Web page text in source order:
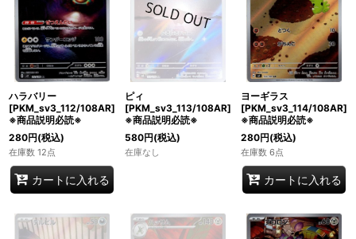
ハラバリー
[PKM_sv3_112/108AR]
※商品説明必読※
280円(税込)
在庫数 12点
カートに入れる
ピィ
[PKM_sv3_113/108AR]
※商品説明必読※
580円(税込)
在庫なし
ヨーギラス
[PKM_sv3_114/108AR]
※商品説明必読※
280円(税込)
在庫数 6点
カートに入れる